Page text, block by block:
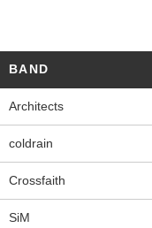
BAND
Architects
coldrain
Crossfaith
SiM